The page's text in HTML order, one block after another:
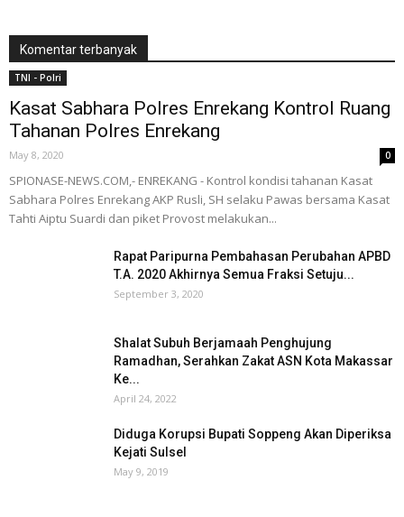
Komentar terbanyak
TNI - Polri
Kasat Sabhara Polres Enrekang Kontrol Ruang
Tahanan Polres Enrekang
May 8, 2020 0
SPIONASE-NEWS.COM,- ENREKANG - Kontrol kondisi tahanan Kasat
Sabhara Polres Enrekang AKP Rusli, SH selaku Pawas bersama Kasat
Tahti Aiptu Suardi dan piket Provost melakukan...
Rapat Paripurna Pembahasan Perubahan APBD
T.A. 2020 Akhirnya Semua Fraksi Setuju...
September 3, 2020
Shalat Subuh Berjamaah Penghujung
Ramadhan, Serahkan Zakat ASN Kota Makassar
Ke...
April 24, 2022
Diduga Korupsi Bupati Soppeng Akan Diperiksa
Kejati Sulsel
May 9, 2019